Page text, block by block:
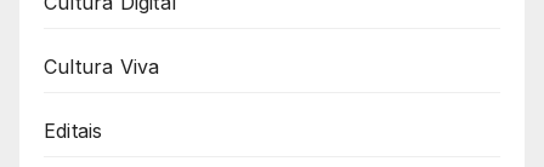
Cultura Viva
Editais